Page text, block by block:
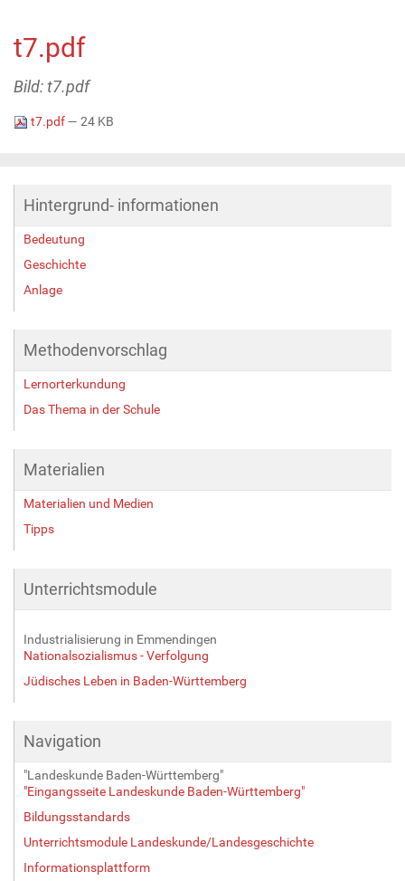
t7.pdf
Bild: t7.pdf
t7.pdf— 24 KB
Hintergrund- informationen
Bedeutung
Geschichte
Anlage
Methodenvorschlag
Lernorterkundung
Das Thema in der Schule
Materialien
Materialien und Medien
Tipps
Unterrichtsmodule
Industrialisierung in Emmendingen
Nationalsozialismus - Verfolgung
Jüdisches Leben in Baden-Württemberg
Navigation
"Landeskunde Baden-Württemberg"
"Eingangsseite Landeskunde Baden-Württemberg"
Bildungsstandards
Unterrichtsmodule Landeskunde/Landesgeschichte
Informationsplattform